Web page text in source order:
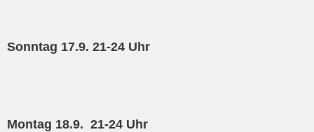
Sonntag 17.9. 21-24 Uhr
Montag 18.9. 21-24 Uhr